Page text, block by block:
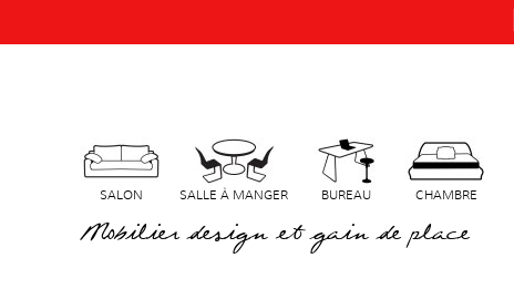
SALON SALLE À MANGER BUREAU CHAMBRE
Mobilier design et gain de place